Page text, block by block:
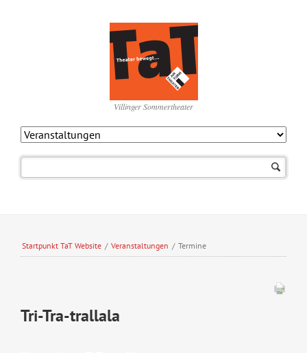
Villinger Sommertheater
Startpunkt TaT Website / Veranstaltungen / Termine
Tri-Tra-trallala